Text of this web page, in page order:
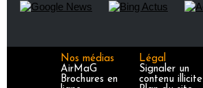
Nos médias
AirMaG
Brochures en
Légal
Signaler un
contenu illicite